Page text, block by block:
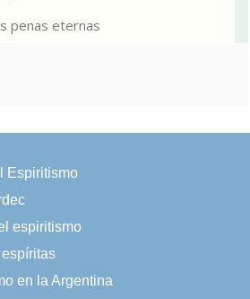
penas eternas
Espiritismo
espiritismo
en la Argentina